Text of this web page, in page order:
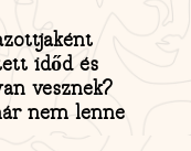
időd és
vesznek?
nem lenne